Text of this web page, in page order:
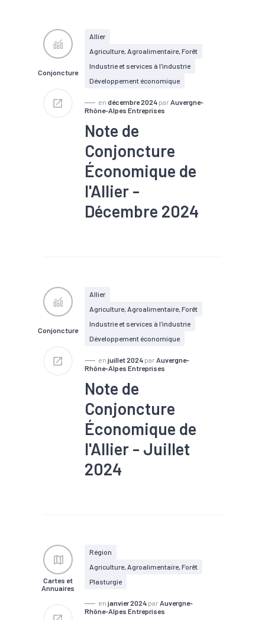
travail
#Population active
#Tissu
économique
Conjoncture
Allier
Agriculture, Agroalimentaire, Forêt
Industrie et services à l'industrie
Développement économique
en décembre 2024 par Auvergne-
Rhône-Alpes Entreprises
Note de
Conjoncture
Économique de
l'Allier -
Décembre 2024
#Industrie
#Mécanique
#Métallurgie
#Tendance économique
Conjoncture
Allier
Agriculture, Agroalimentaire, Forêt
Industrie et services à l'industrie
Développement économique
en juillet 2024 par Auvergne-
Rhône-Alpes Entreprises
Note de
Conjoncture
Économique de
l'Allier - Juillet
2024
#Industrie
#Mécanique
#Métallurgie
#Tendance économique
Cartes et
Annuaires
Région
Agriculture, Agroalimentaire, Forêt
Plasturgie
en janvier 2024 par Auvergne-
Rhône-Alpes Entreprises